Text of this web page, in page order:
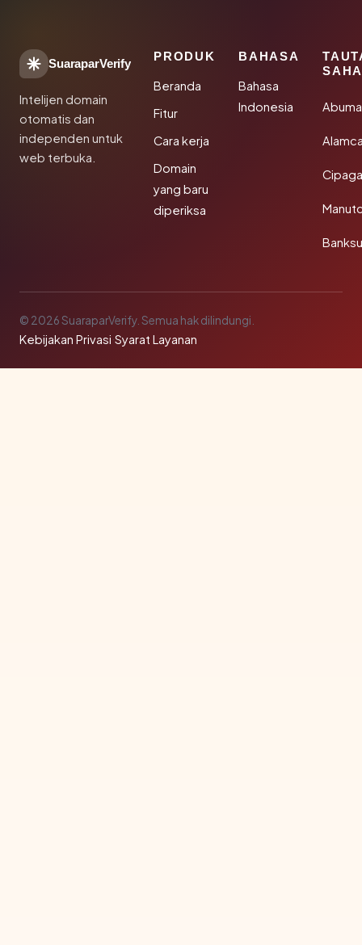
SuaraparVerify
Intelijen domain
otomatis dan
independen untuk
web terbuka.
PRODUK
Beranda
Fitur
Cara kerja
Domain
yang baru
diperiksa
BAHASA
Bahasa
Indonesia
© 2026 SuaraparVerify. Semua hak dilindungi.
Kebijakan Privasi·Syarat Layanan